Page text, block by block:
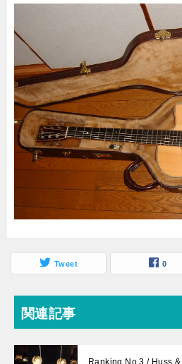
Tweet 0
関連記事
Ranking No.3 / Huss